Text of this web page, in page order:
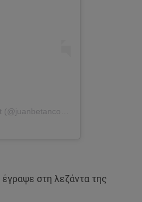
έγραψε στη λεζάντα της